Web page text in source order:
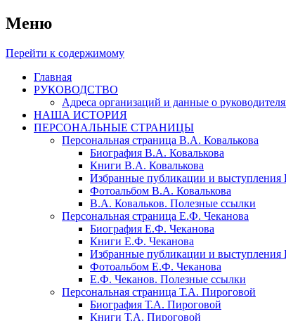
Меню
Перейти к содержимому
Главная
РУКОВОДСТВО
Адреса организаций и данные о
НАША ИСТОРИЯ
ПЕРСОНАЛЬНЫЕ СТРАНИЦЫ
Персональная страница В.А. Ковалькова
Биография В.А. Ковалькова
Книги В.А. Ковалькова
Избранные публикации и выступления
Фотоальбом В.А. Ковалькова
В.А. Ковальков. Полезные ссылки
Персональная страница Е.Ф. Чеканова
Биография Е.Ф. Чеканова
Книги Е.Ф. Чеканова
Избранные публикации и выступления
Фотоальбом Е.Ф. Чеканова
Е.Ф. Чеканов. Полезные ссылки
Персональная страница Т.А. Пироговой
Биография Т.А. Пироговой
Книги Т.А. Пироговой